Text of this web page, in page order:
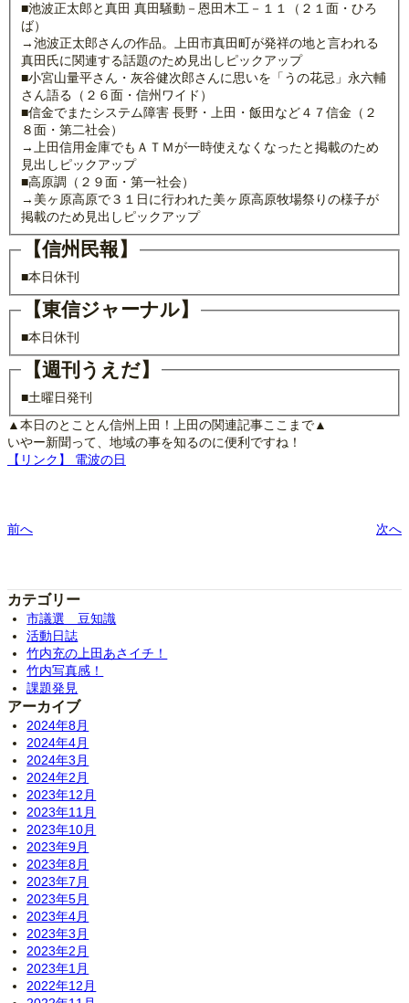
■池波正太郎と真田 真田騒動－恩田木工－１１（２１面・ひろ
ば）
→池波正太郎さんの作品。上田市真田町が発祥の地と言われる
真田氏に関連する話題のため見出しピックアップ
■小宮山量平さん・灰谷健次郎さんに思いを「うの花忌」永六輔
さん語る（２６面・信州ワイド）
■信金でまたシステム障害 長野・上田・飯田など４７信金（２
８面・第二社会）
→上田信用金庫でもＡＴＭが一時使えなくなったと掲載のため
見出しピックアップ
■高原調（２９面・第一社会）
→美ヶ原高原で３１日に行われた美ヶ原高原牧場祭りの様子が
掲載のため見出しピックアップ
【信州民報】
■本日休刊
【東信ジャーナル】
■本日休刊
【週刊うえだ】
■土曜日発刊
▲本日のとことん信州上田！上田の関連記事ここまで▲
いやー新聞って、地域の事を知るのに便利ですね！
【リンク】 電波の日
前へ 次へ
カテゴリー
市議選 豆知識
活動日誌
竹内充の上田あさイチ！
竹内写真感！
課題発見
アーカイブ
2024年8月
2024年4月
2024年3月
2024年2月
2023年12月
2023年11月
2023年10月
2023年9月
2023年8月
2023年7月
2023年5月
2023年4月
2023年3月
2023年2月
2023年1月
2022年12月